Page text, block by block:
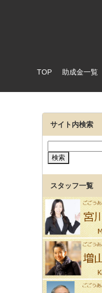
TOP 助成金一覧
サイト内検索
スタッフ一覧